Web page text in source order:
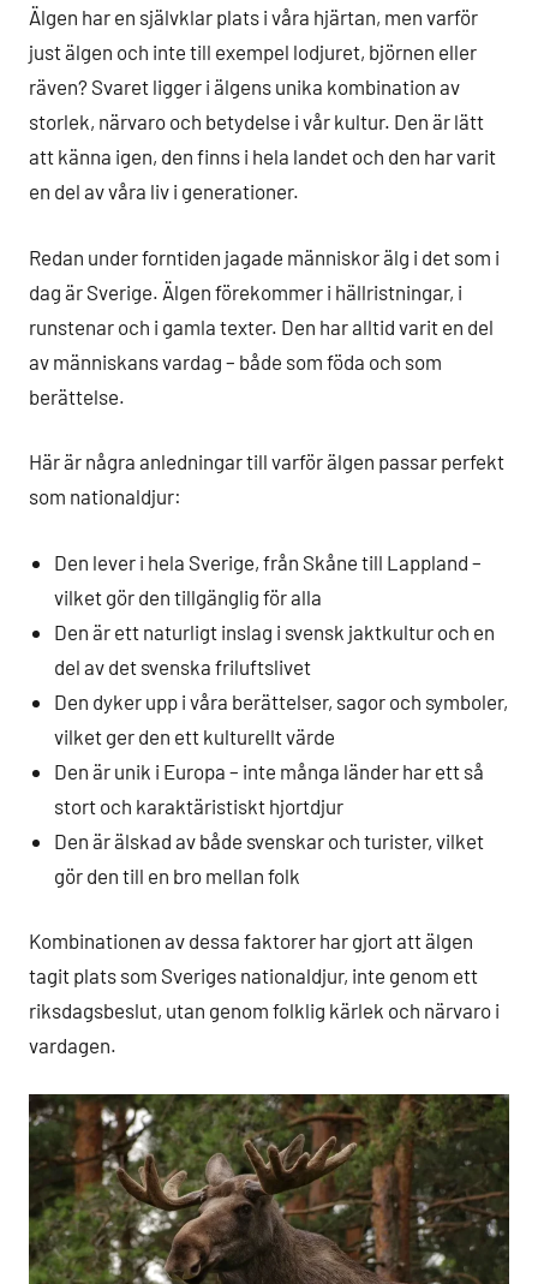
Älgen har en självklar plats i våra hjärtan, men varför
just älgen och inte till exempel lodjuret, björnen eller
räven? Svaret ligger i älgens unika kombination av
storlek, närvaro och betydelse i vår kultur. Den är lätt
att känna igen, den finns i hela landet och den har varit
en del av våra liv i generationer.
Redan under forntiden jagade människor älg i det som i
dag är Sverige. Älgen förekommer i hällristningar, i
runstenar och i gamla texter. Den har alltid varit en del
av människans vardag – både som föda och som
berättelse.
Här är några anledningar till varför älgen passar perfekt
som nationaldjur:
Den lever i hela Sverige, från Skåne till Lappland –
vilket gör den tillgänglig för alla
Den är ett naturligt inslag i svensk jaktkultur och en
del av det svenska friluftslivet
Den dyker upp i våra berättelser, sagor och symboler,
vilket ger den ett kulturellt värde
Den är unik i Europa – inte många länder har ett så
stort och karaktäristiskt hjortdjur
Den är älskad av både svenskar och turister, vilket
gör den till en bro mellan folk
Kombinationen av dessa faktorer har gjort att älgen
tagit plats som Sveriges nationaldjur, inte genom ett
riksdagsbeslut, utan genom folklig kärlek och närvaro i
vardagen.